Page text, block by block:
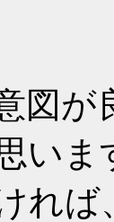
図が
いま
れ